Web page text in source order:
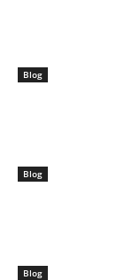
Blog
Blog
Blog